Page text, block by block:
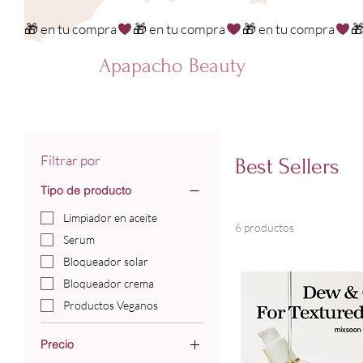
🎁 en tu compra
Apapacho Beauty
Filtrar por
Tipo de producto
Limpiador en aceite
Serum
Bloqueador solar
Bloqueador crema
Productos Veganos
Precio
Best Sellers
6 productos